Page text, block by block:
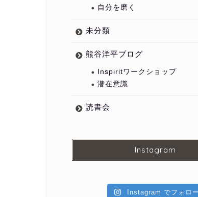
自分を磨く
未分類
熊谷洋平ブログ
Inspiritワークショップ
潜在意識
読書会
Instagram
Instagram でフォロー